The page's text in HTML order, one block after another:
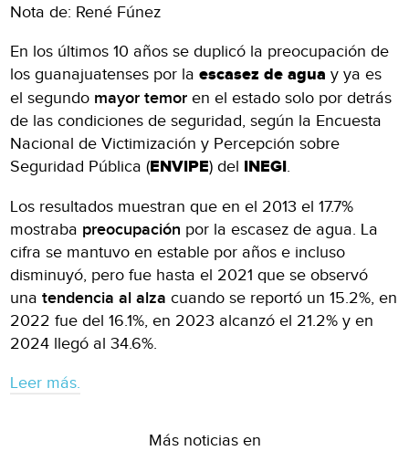
Nota de: René Fúnez
En los últimos 10 años se duplicó la preocupación de
los guanajuatenses por laescasez de aguay ya es
el segundo mayor temor en el estado solo por detrás
de las condiciones de seguridad, según la Encuesta
Nacional de Victimización y Percepción sobre
Seguridad Pública (ENVIPE) del INEGI.
Los resultados muestran que en el 2013 el 17.7%
mostraba preocupación por la escasez de agua. La
cifra se mantuvo en estable por años e incluso
disminuyó, pero fue hasta el 2021 que se observó
unatendencia al alza cuando se reportó un 15.2%, en
2022 fue del 16.1%, en 2023 alcanzó el 21.2% y en
2024 llegó al 34.6%.
Leer más.
Más noticias en